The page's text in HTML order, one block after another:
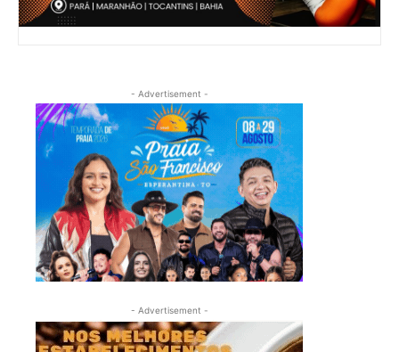
- Advertisement -
- Advertisement -